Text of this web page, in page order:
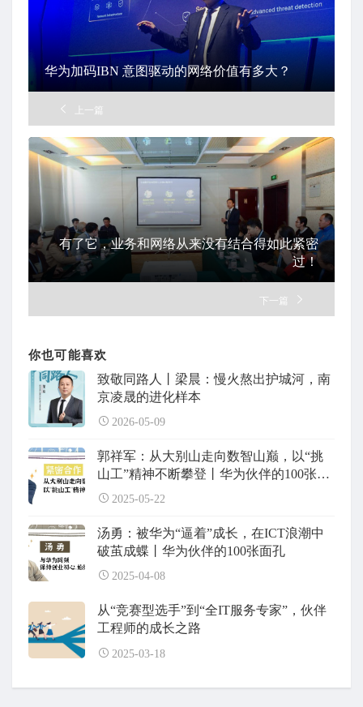
华为加码IBN 意图驱动的网络价值有多大？
上一篇
有了它，业务和网络从来没有结合得如此紧密
过！
下一篇
你也可能喜欢
致敬同路人丨梁晨：慢火熬出护城河，南
京凌晟的进化样本
2026-05-09
郭祥军：从大别山走向数智山巅，以“挑
山工”精神不断攀登丨华为伙伴的100张面
孔
2025-05-22
汤勇：被华为“逼着”成长，在ICT浪潮中
破茧成蝶丨华为伙伴的100张面孔
2025-04-08
从“竞赛型选手”到“全IT服务专家”，伙伴
工程师的成长之路
2025-03-18